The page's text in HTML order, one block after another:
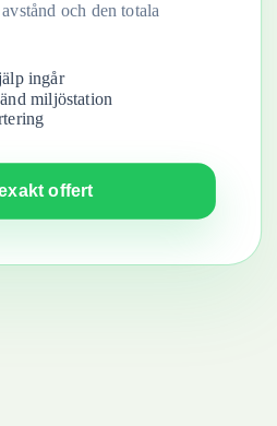
och den totala
ingår
miljöstation
offert